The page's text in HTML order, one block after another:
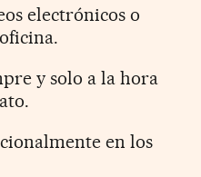
electrónicos o
y solo a la hora
en los